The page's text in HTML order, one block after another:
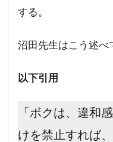
する。
沼田先生はこう述べ
以下引用
「ボクは、違和
けを禁止すれば